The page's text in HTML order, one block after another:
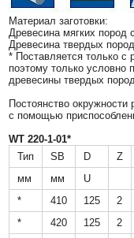
Материал заготовки:
Древесина мягких пород
Древесина твердых
* Поставляется только
поэтому только условно
древесины твердых
Постоянство окружности
с помощью
WT 220-1-01*
Тип
SB D
Z
мм
мм
U
*
410 125
2
*
420 125
2